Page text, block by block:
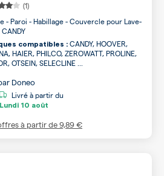
(1)
- Paroi - Habillage - Couvercle pour Lave-
compatibles : CANDY, HOOVER,
HAIER, PHILCO, ZEROWATT, PROLINE,
OTSEIN, SELECLINE ...
Doneo
Livré à partir du
Lundi 10 août
à partir de9,89 €